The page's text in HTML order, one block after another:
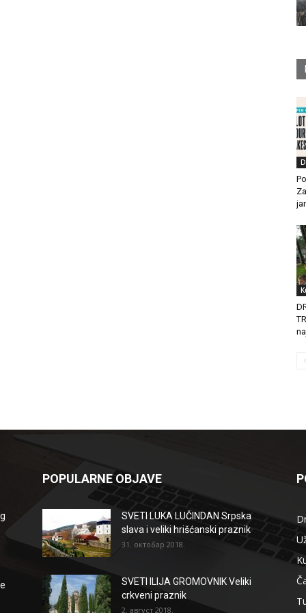
POPULARNE OBJAVE
SVETI LUKA LUČINDAN Srpska
slava i veliki hrišćanski praznik
31. октобар 2018.
SVETI ILIJA GROMOVNIK Veliki
crkveni praznik
2. август 2018.